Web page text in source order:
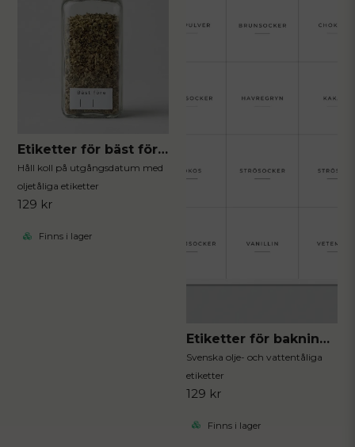
Etiketter för bäst före datum 96st
Håll koll på utgångsdatum med
oljetåliga etiketter
129 kr
Finns i lager
Etiketter för bakning 12st
Svenska olje- och vattentåliga
etiketter
129 kr
Finns i lager